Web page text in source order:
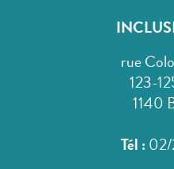
rue
123-
1140
Tél : 02/